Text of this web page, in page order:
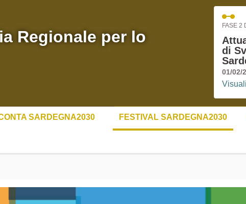
Regionale per lo
FASE 2
di
01/02/
SARDEGNA2030 FESTIVAL SARDEGNA2030